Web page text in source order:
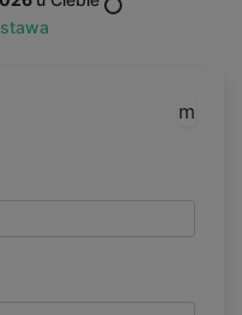
m